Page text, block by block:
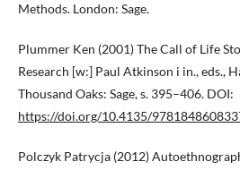
Methods. London: Sage.
Plummer Ken (2001) The Call of Life
Research [w:] Paul Atkinson i in., eds.,
Thousand Oaks: Sage, s. 395–406. DOI:
https://doi.org/10.4135/
Polczyk Patrycja (2012)